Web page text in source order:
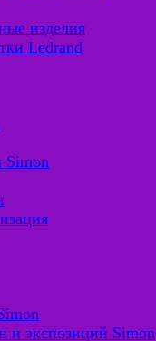
изделия
Ledrand
Simon
и экспозиций Simon